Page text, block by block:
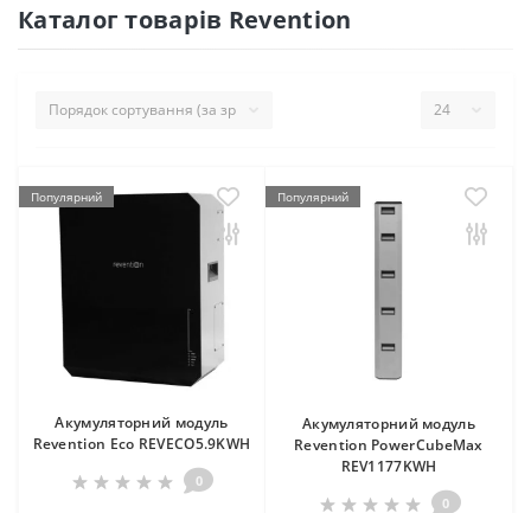
Каталог товарів Revention
Популярний
Акумуляторний модуль
Revention Eco REVECO5.9KWH
0
Популярний
Акумуляторний модуль
Revention PowerCubeMax
REV1177KWH
0